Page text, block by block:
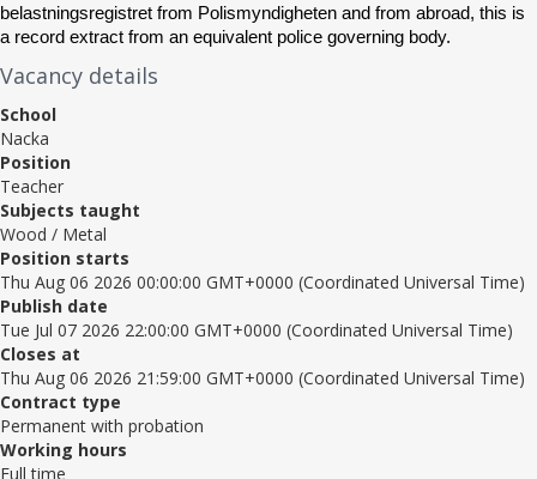
belastningsregistret from Polismyndigheten and from abroad, this is
a record extract from an equivalent police governing body.
Vacancy details
School
Nacka
Position
Teacher
Subjects taught
Wood / Metal
Position starts
Thu Aug 06 2026 00:00:00 GMT+0000 (Coordinated Universal Time)
Publish date
Tue Jul 07 2026 22:00:00 GMT+0000 (Coordinated Universal Time)
Closes at
Thu Aug 06 2026 21:59:00 GMT+0000 (Coordinated Universal Time)
Contract type
Permanent with probation
Working hours
Full time